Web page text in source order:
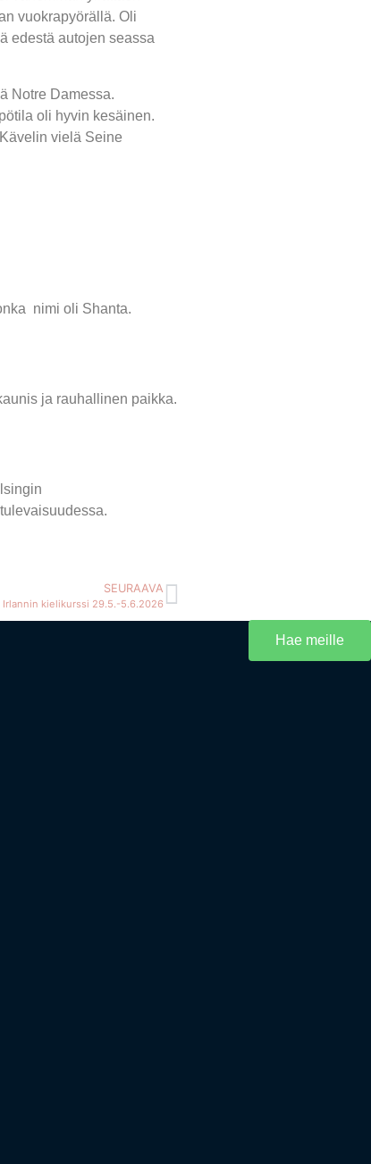
vuokrapyörällä. Oli
edestä autojen seassa
Notre Damessa.
oli hyvin kesäinen.
vielä Seine
nimi oli Shanta.
ja rauhallinen paikka.
SEURAAVA
Irlannin kielikurssi 29.5.-5.6.2026
Hae meille